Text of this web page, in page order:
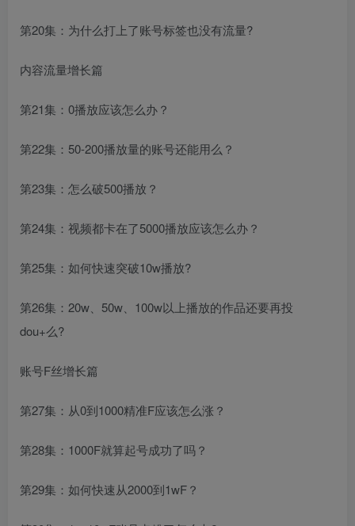
第20集：为什么打上了账号标签也没有流量?
内容流量增长篇
第21集：0播放应该怎么办？
第22集：50-200播放量的账号还能用么？
第23集：怎么破500播放？
第24集：视频都卡在了5000播放应该怎么办？
第25集：如何快速突破10w播放?
第26集：20w、50w、100w以上播放的作品还要再投
dou+么?
账号F丝增长篇
第27集：从0到1000精准F应该怎么涨？
第28集：1000F就算起号成功了吗？
第29集：如何快速从2000到1wF？